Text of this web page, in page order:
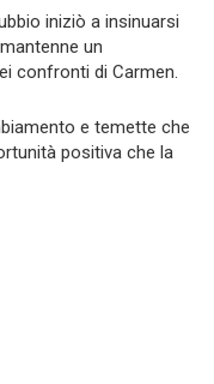
iniziò a insinuarsi
un
confronti di Carmen.
e temette che
positiva che la